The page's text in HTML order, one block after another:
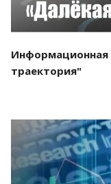
Информационная
траектория"